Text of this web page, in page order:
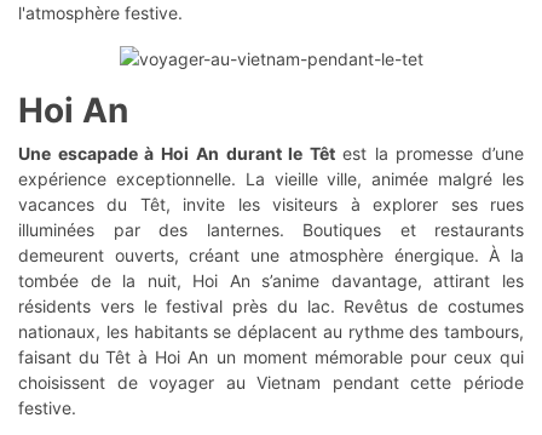
l'atmosphère festive.
Hoi An
Une escapade à Hoi An durant le Têt est la promesse d’une
expérience exceptionnelle. La vieille ville, animée malgré les
vacances du Têt, invite les visiteurs à explorer ses rues
illuminées par des lanternes. Boutiques et restaurants
demeurent ouverts, créant une atmosphère énergique. À la
tombée de la nuit, Hoi An s’anime davantage, attirant les
résidents vers le festival près du lac. Revêtus de costumes
nationaux, les habitants se déplacent au rythme des tambours,
faisant du Têt à Hoi An un moment mémorable pour ceux qui
choisissent de voyager au Vietnam pendant cette période
festive.